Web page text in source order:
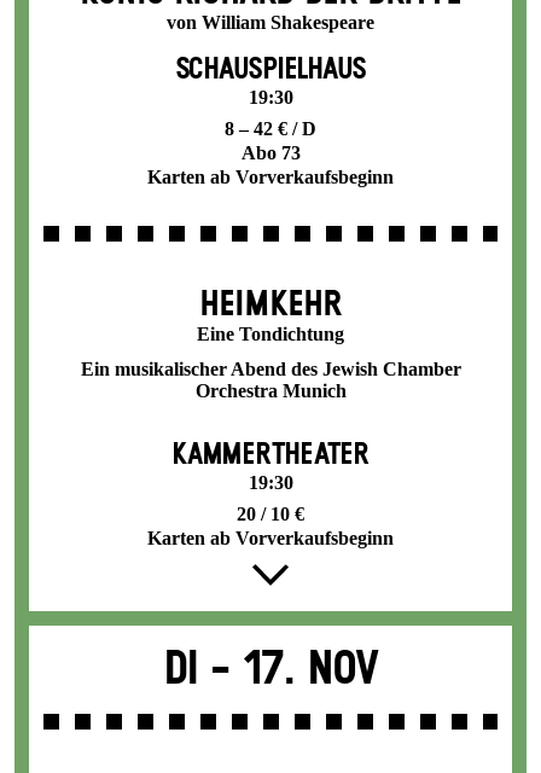
von William Shakespeare
SCHAUSPIELHAUS
19:30
8 – 42 € / D
Abo 73
Karten ab Vorverkaufsbeginn
HEIMKEHR
Eine Tondichtung
Ein musikalischer Abend des Jewish Chamber
Orchestra Munich
KAMMERTHEATER
19:30
20 / 10 €
Karten ab Vorverkaufsbeginn
Di - 17. Nov